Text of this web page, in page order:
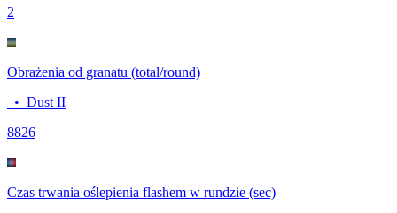
2
Obrażenia od granatu (total/round)
• Dust II
8826
Czas trwania oślepienia flashem w rundzie (sec)